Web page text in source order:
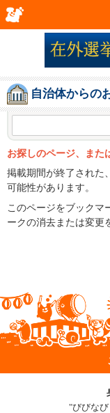
自治体からの
お探しのページ、また
掲載期間が終了された
可能性があります。
このページをブックマ
ークの消去または変更
"びびな